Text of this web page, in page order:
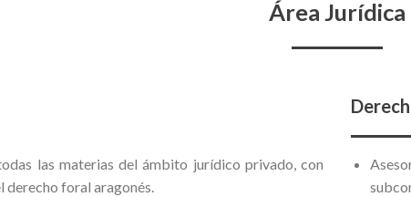
Área Jurídica
las materias del ámbito jurídico privado, con
derecho foral aragonés.